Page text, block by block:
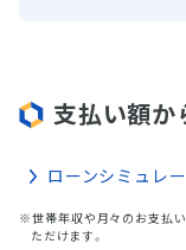
支払い額か
ローンシミュレ
※世帯年収や月々のお支払い
ただけます。